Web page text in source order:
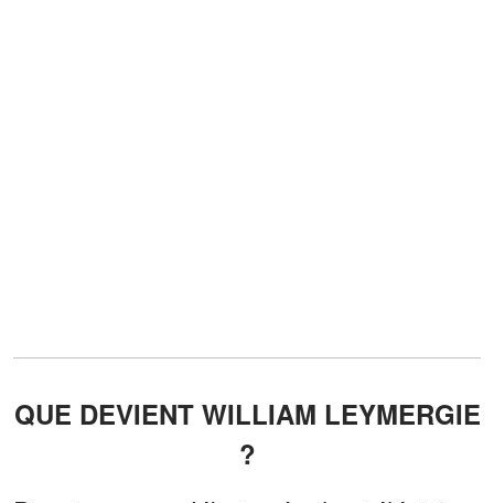
QUE DEVIENT WILLIAM LEYMERGIE
?